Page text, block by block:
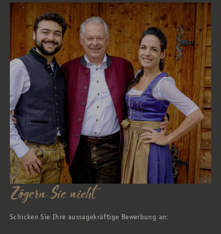
Zögern Sie nicht
Schicken Sie Ihre aussagekräftige Bewerbung an: